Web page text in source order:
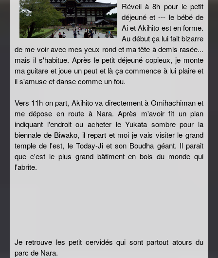
Réveil à 8h pour le petit
déjeuné et --- le bébé de
Ai et Akihito est en forme.
Au début ça lui fait bizarre
de me voir avec mes yeux rond et ma tête à demis rasée...
mais il s'habitue. Après le petit déjeuné copieux, je monte
ma guitare et joue un peut et là ça commence à lui plaire et
il s'amuse et danse comme un fou.
Vers 11h on part, Akihito va directement à Omihachiman et
me dépose en route à Nara. Après m'avoir fit un plan
indiquant l'endroit ou acheter le Yukata sombre pour la
biennale de Biwako, il repart et moi je vais visiter le grand
temple de l'est, le Today-Ji et son Boudha géant. Il parait
que c'est le plus grand bâtiment en bois du monde qui
l'abrite.
Je retrouve les petit cervidés qui sont partout atours du
parc de Nara.